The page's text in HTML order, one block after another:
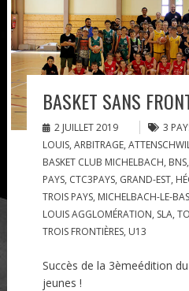
BASKET SANS
2 JUILLET 2019 3
LOUIS, ARBITRAGE,
BASKET CLUB MICHELBACH, BNS,
PAYS, CTC3PAYS, GRAND-EST,
TROIS PAYS, MICHELBACH-LE-BAS
LOUIS AGGLOMÉRATION, SLA,
TROIS FRONTIÈRES, U13
Succès de la 3èmeédition
jeunes !